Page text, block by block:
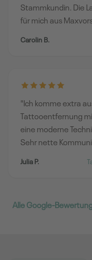
Stammkundin. Die
für mich aus
Carolin B.
"Ich komme extra
Tattooentfernung
eine moderne
Sehr nette
Julia P.
Alle Google-